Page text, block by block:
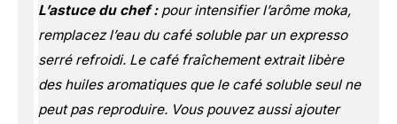
L’astuce du chef :pour intensifier l’arôme moka,
remplacez l’eau du café soluble par un expresso
serré refroidi. Le café fraîchement extrait libère
des huiles aromatiques que le café soluble seul ne
peut pas reproduire. Vous pouvez aussi ajouter